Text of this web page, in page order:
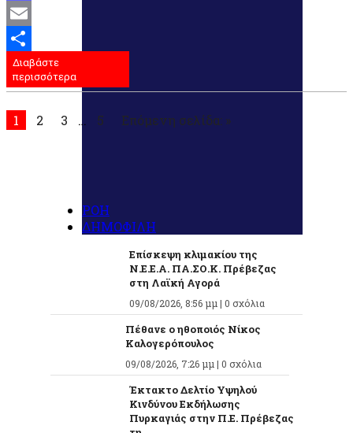
Mastodon
Email
Μοιραστείτε
Διαβάστε
περισσότερα
1 2 3 … 5 Επόμενη σελίδα: »
ΡΟΗ
ΔΗΜΟΦΙΛΗ
Επίσκεψη κλιμακίου της
Ν.Ε.Ε.Α. ΠΑ.ΣΟ.Κ. Πρέβεζας
στη Λαϊκή Αγορά
09/08/2026, 8:56 μμ | 0 σχόλια
Πέθανε ο ηθοποιός Νίκος
Καλογερόπουλος
09/08/2026, 7:26 μμ | 0 σχόλια
Έκτακτο Δελτίο Υψηλού
Κινδύνου Εκδήλωσης
Πυρκαγιάς στην Π.Ε. Πρέβεζας